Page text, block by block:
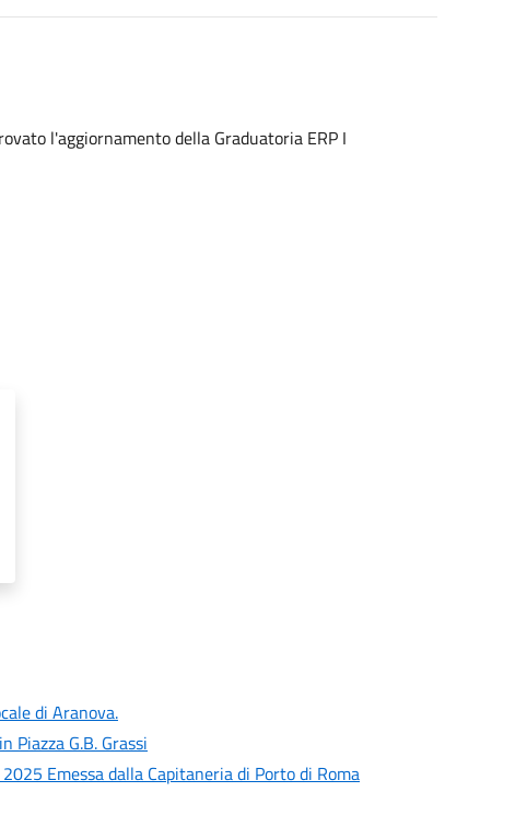
l'aggiornamento della Graduatoria ERP I
di Aranova.
Piazza G.B. Grassi
Emessa dalla Capitaneria di Porto di Roma